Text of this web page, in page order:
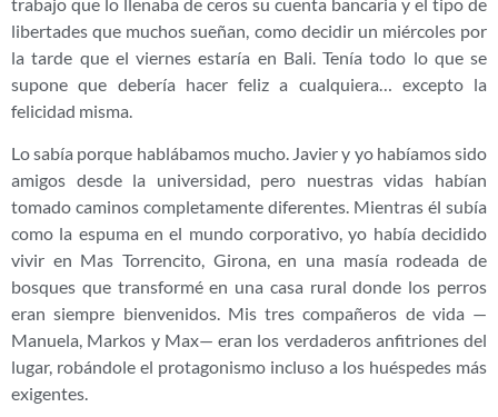
libertades que muchos sueñan, como decidir un miércoles por
la tarde que el viernes estaría en Bali. Tenía todo lo que se
supone que debería hacer feliz a cualquiera… excepto la
felicidad misma.
Lo sabía porque hablábamos mucho. Javier y yo habíamos sido
amigos desde la universidad, pero nuestras vidas habían
tomado caminos completamente diferentes. Mientras él subía
como la espuma en el mundo corporativo, yo había decidido
vivir en Mas Torrencito, Girona, en una masía rodeada de
bosques que transformé en una casa rural donde los perros
eran siempre bienvenidos. Mis tres compañeros de vida —
Manuela, Markos y Max— eran los verdaderos anfitriones del
lugar, robándole el protagonismo incluso a los huéspedes más
exigentes.